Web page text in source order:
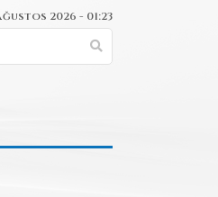
2026 - 01:23